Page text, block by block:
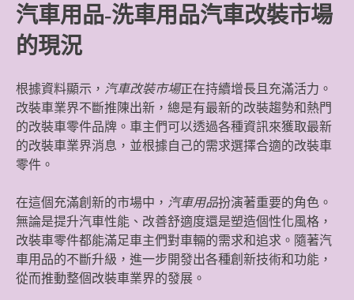
汽車用品-洗車用品汽車改裝市場
的現況
根據資料顯示， 汽車改裝市場正在持續增長且充滿活力。
改裝車業界不斷推陳出新，總是有最新的改裝趨勢和熱門
的改裝車零件品牌。車主們可以透過各種資訊來獲取最新
的改裝車業界消息，並根據自己的需求選擇合適的改裝車
零件。
在這個充滿創新的市場中， 汽車用品扮演著重要的角色。
無論是提升汽車性能、改善舒適度還是塑造個性化風格，
改裝車零件都能滿足車主們對車輛的需求和追求。隨著汽
車用品的不斷升級，進一步開發出各種創新技術和功能，
從而推動整個改裝車業界的發展。